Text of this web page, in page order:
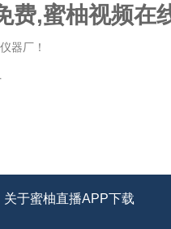
费,蜜柚视频在
！
关于蜜柚直播APP下载